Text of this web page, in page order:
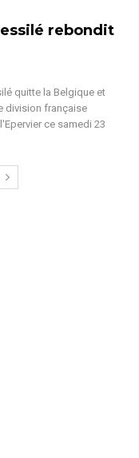
rebondit
quitte la Belgique et
division française
ce samedi 23